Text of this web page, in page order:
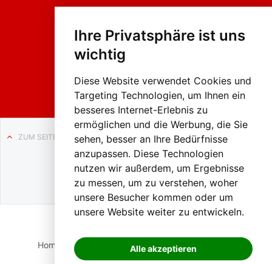
Ihre Privatsphäre ist uns
wichtig
Diese Website verwendet Cookies und
Targeting Technologien, um Ihnen ein
besseres Internet-Erlebnis zu
ermöglichen und die Werbung, die Sie
sehen, besser an Ihre Bedürfnisse
anzupassen. Diese Technologien
nutzen wir außerdem, um Ergebnisse
zu messen, um zu verstehen, woher
unsere Besucher kommen oder um
unsere Website weiter zu entwickeln.
Alle akzeptieren
sumzug
Liezen
ZUM SEITENANFANG
Auf BLO24.at werben?
+43 (0)664 2226600
Home Suche Login Impressum
Datenschutz